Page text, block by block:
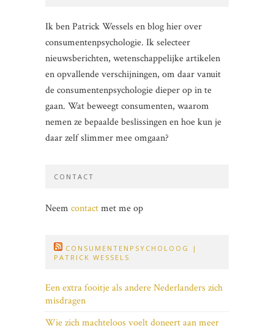
Ik ben Patrick Wessels en blog hier over
consumentenpsychologie. Ik selecteer
nieuwsberichten, wetenschappelijke artikelen
en opvallende verschijningen, om daar vanuit
de consumentenpsychologie dieper op in te
gaan. Wat beweegt consumenten, waarom
nemen ze bepaalde beslissingen en hoe kun je
daar zelf slimmer mee omgaan?
CONTACT
Neem contactmet me op
CONSUMENTENPSYCHOLOOG |
PATRICK WESSELS
Een extra fooitje als andere Nederlanders zich
misdragen
Wie zich machteloos voelt doneert aan meer